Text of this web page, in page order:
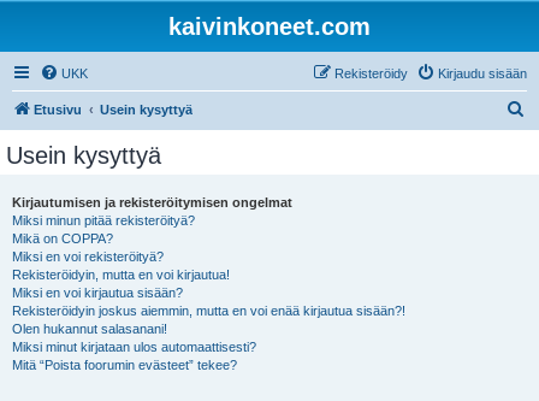
kaivinkoneet.com
UKK Kirjaudu sisään
Rekisteröidy
Etusivu Usein kysyttyä
Usein kysyttyä
Kirjautumisen ja rekisteröitymisen ongelmat
Miksi minun pitää rekisteröityä?
Mikä on COPPA?
Miksi en voi rekisteröityä?
Rekisteröidyin, mutta en voi kirjautua!
Miksi en voi kirjautua sisään?
Rekisteröidyin joskus aiemmin, mutta en voi enää kirjautua sisään?!
Olen hukannut salasanani!
Miksi minut kirjataan ulos automaattisesti?
Mitä “Poista foorumin evästeet” tekee?